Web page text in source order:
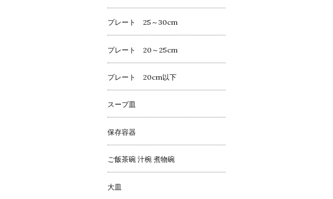
プレート 25～30cm
プレート 20～25cm
プレート 20cm以下
スープ皿
保存容器
ご飯茶碗 汁椀 煮物碗
大皿